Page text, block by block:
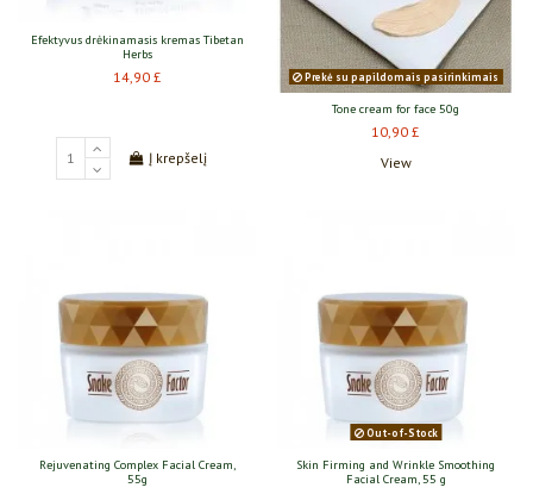
Efektyvus drėkinamasis kremas Tibetan
Herbs
14,90 £
Į krepšelį
Prekė su papildomais pasirinkimais
Tone cream for face 50g
10,90 £
View
Rejuvenating Complex Facial Cream,
55g
Out-of-Stock
Skin Firming and Wrinkle Smoothing
Facial Cream, 55 g